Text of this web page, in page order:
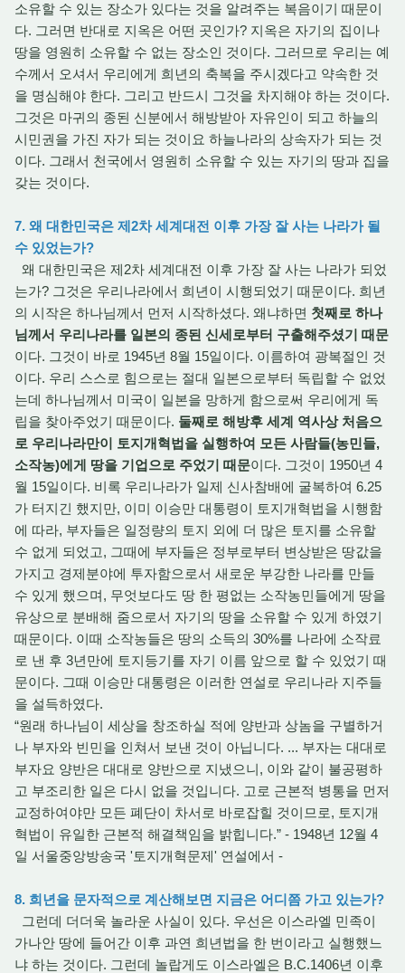
소유할 수 있는 장소가 있다는 것을 알려주는 복음이기 때문이
다. 그러면 반대로 지옥은 어떤 곳인가? 지옥은 자기의 집이나
땅을 영원히 소유할 수 없는 장소인 것이다. 그러므로 우리는 예
수께서 오셔서 우리에게 희년의 축복을 주시겠다고 약속한 것
을 명심해야 한다. 그리고 반드시 그것을 차지해야 하는 것이다.
그것은 마귀의 종된 신분에서 해방받아 자유인이 되고 하늘의
시민권을 가진 자가 되는 것이요 하늘나라의 상속자가 되는 것
이다. 그래서 천국에서 영원히 소유할 수 있는 자기의 땅과 집을
갖는 것이다.
7. 왜 대한민국은 제2차 세계대전 이후 가장 잘 사는 나라가 될
수 있었는가?
왜 대한민국은 제2차 세계대전 이후 가장 잘 사는 나라가 되었
는가? 그것은 우리나라에서 희년이 시행되었기 때문이다. 희년
의 시작은 하나님께서 먼저 시작하셨다. 왜냐하면 첫째로 하나
님께서 우리나라를 일본의 종된 신세로부터 구출해주셨기 때문
이다. 그것이 바로 1945년 8월 15일이다. 이름하여 광복절인 것
이다. 우리 스스로 힘으로는 절대 일본으로부터 독립할 수 없었
는데 하나님께서 미국이 일본을 망하게 함으로써 우리에게 독
립을 찾아주었기 때문이다. 둘째로 해방후 세계 역사상 처음으
로 우리나라만이 토지개혁법을 실행하여 모든 사람들(농민들,
소작농)에게 땅을 기업으로 주었기 때문이다. 그것이 1950년 4
월 15일이다. 비록 우리나라가 일제 신사참배에 굴복하여 6.25
가 터지긴 했지만, 이미 이승만 대통령이 토지개혁법을 시행함
에 따라, 부자들은 일정량의 토지 외에 더 많은 토지를 소유할
수 없게 되었고, 그때에 부자들은 정부로부터 변상받은 땅값을
가지고 경제분야에 투자함으로서 새로운 부강한 나라를 만들
수 있게 했으며, 무엇보다도 땅 한 평없는 소작농민들에게 땅을
유상으로 분배해 줌으로서 자기의 땅을 소유할 수 있게 하였기
때문이다. 이때 소작농들은 땅의 소득의 30%를 나라에 소작료
로 낸 후 3년만에 토지등기를 자기 이름 앞으로 할 수 있었기 때
문이다. 그때 이승만 대통령은 이러한 연설로 우리나라 지주들
을 설득하였다.
“원래 하나님이 세상을 창조하실 적에 양반과 상놈을 구별하거
나 부자와 빈민을 인쳐서 보낸 것이 아닙니다. ... 부자는 대대로
부자요 양반은 대대로 양반으로 지냈으니, 이와 같이 불공평하
고 부조리한 일은 다시 없을 것입니다. 고로 근본적 병통을 먼저
교정하여야만 모든 폐단이 차서로 바로잡힐 것이므로, 토지개
혁법이 유일한 근본적 해결책임을 밝힙니다.” - 1948년 12월 4
일 서울중앙방송국 '토지개혁문제' 연설에서 -
8. 희년을 문자적으로 계산해보면 지금은 어디쯤 가고 있는가?
그런데 더더욱 놀라운 사실이 있다. 우선은 이스라엘 민족이
가나안 땅에 들어간 이후 과연 희년법을 한 번이라고 실행했느
냐 하는 것이다. 그런데 놀랍게도 이스라엘은 B.C.1406년 이후